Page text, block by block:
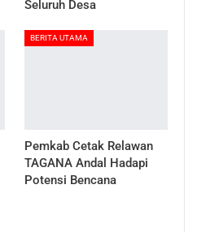
Seluruh Desa
BERITA UTAMA
Pemkab Cetak Relawan
TAGANA Andal Hadapi
Potensi Bencana